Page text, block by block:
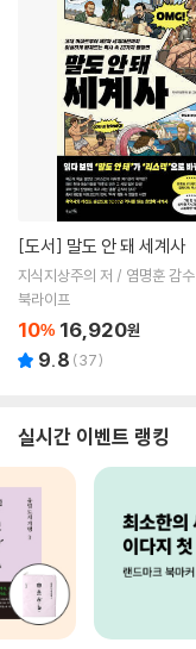
[도서] 말도 안 돼 세계사
지식지상주의 저 / 염명훈 감수
북라이프
10% 16,920원
9.8 (37)
실시간 이벤트 랭킹